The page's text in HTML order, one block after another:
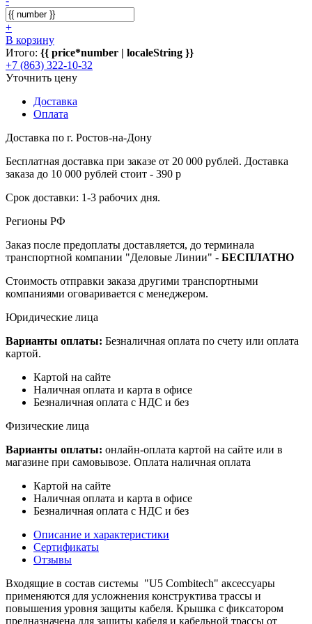
+
В корзину
Итого: {{ price*number | localeString }}
+7 (863) 322-10-32
Уточнить цену
Доставка
Оплата
Доставка по г. Ростов-на-Дону
Бесплатная доставка при заказе от 20 000 рублей. Доставка
заказа до 10 000 рублей стоит - 390 р
Срок доставки: 1-3 рабочих дня.
Регионы РФ
Заказ после предоплаты доставляется, до терминала
транспортной компании "Деловые Линии" - БЕСПЛАТНО
Стоимость отправки заказа другими транспортными
компаниями оговаривается с менеджером.
Юридические лица
Варианты оплаты: Безналичная оплата по счету или оплата
картой.
Картой на сайте
Наличная оплата и карта в офисе
Безналичная оплата с НДС и без
Физические лица
Варианты оплаты: онлайн-оплата картой на сайте или в
магазине при самовывозе. Оплата наличная оплата
Картой на сайте
Наличная оплата и карта в офисе
Безналичная оплата с НДС и без
Описание и характеристики
Сертификаты
Отзывы
Входящие в состав системы "U5 Combitech" аксессуары
применяются для усложнения конструктива трассы и
повышения уровня защиты кабеля. Крышка с фиксатором
предназначена для защиты кабеля и кабельной трассы от